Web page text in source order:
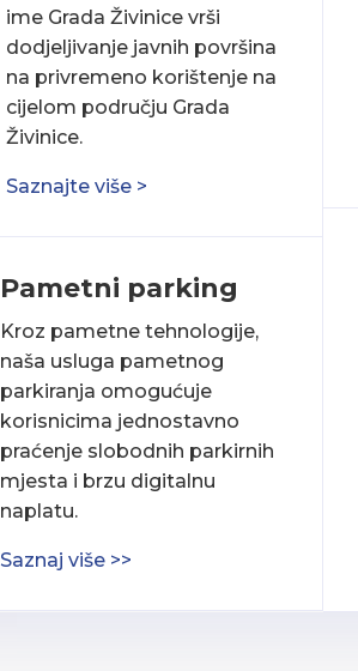
ime Grada Živinice vrši
dodjeljivanje javnih površina
na privremeno korištenje na
cijelom području Grada
Živinice.
Saznajte više >
Pametni parking
Kroz pametne tehnologije,
naša usluga pametnog
parkiranja omogućuje
korisnicima jednostavno
praćenje slobodnih parkirnih
mjesta i brzu digitalnu
naplatu.
Saznaj više >>